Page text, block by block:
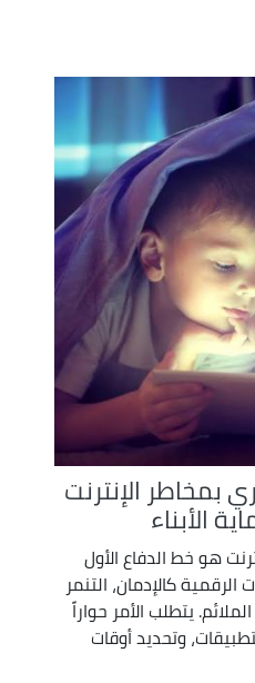
or
بمخاطر الإنترنت
الأبناء
هو خط الدفاع الأول
الرقمية كالإدمان، التنمر
يتطلب الأمر حواراً
وتحديد أوقات